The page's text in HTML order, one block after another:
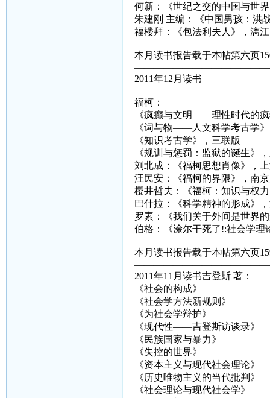
何新：《世纪之交的中国与世
朱建刚 主编：《中国男孩：洪
福楼拜：《包法利夫人》，漓
本月读书报告载于本帖第六页
2011年12月读书
福柯：
《疯癫与文明——理性时代的
《词与物——人文科学考古学
《知识考古学》，三联版
《规训与惩罚：监狱的诞生》
刘北成：《福柯思想肖像》，
汪民安：《福柯的界限》，南
樱井哲夫：《福柯：知识与权
巴什拉：《科学精神的形成》
罗素：《我们关于外间是世界
伯格：《涂尔干死了!:社会学理
本月读书报告载于本帖第六页
2011年11月读书吉登斯 著：
《社会的构成》
《社会学方法新规则》
《为社会学辩护》
《现代性——吉登斯访谈录》
《民族国家与暴力》
《失控的世界》
《资本主义与现代社会理论》
《历史唯物主义的当代批判》
《社会理论与现代社会学》